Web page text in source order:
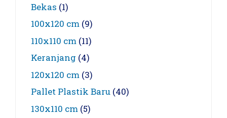
Bekas (1)
100x120 cm (9)
110x110 cm (11)
Keranjang (4)
120x120 cm (3)
Pallet Plastik Baru (40)
130x110 cm (5)